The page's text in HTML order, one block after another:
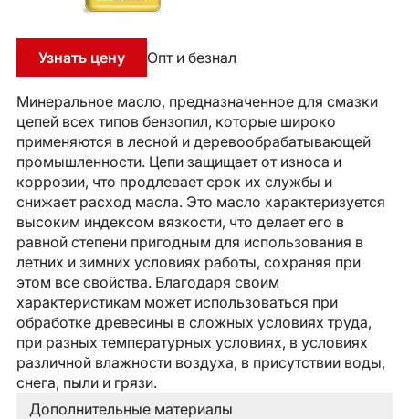
Узнать цену Опт и безнал
Минеральное масло, предназначенное для смазки
цепей всех типов бензопил, которые широко
применяются в лесной и деревообрабатывающей
промышленности. Цепи защищает от износа и
коррозии, что продлевает срок их службы и
снижает расход масла. Это масло характеризуется
высоким индексом вязкости, что делает его в
равной степени пригодным для использования в
летних и зимних условиях работы, сохраняя при
этом все свойства. Благодаря своим
характеристикам может использоваться при
обработке древесины в сложных условиях труда,
при разных температурных условиях, в условиях
различной влажности воздуха, в присутствии воды,
снега, пыли и грязи.
Дополнительные материалы